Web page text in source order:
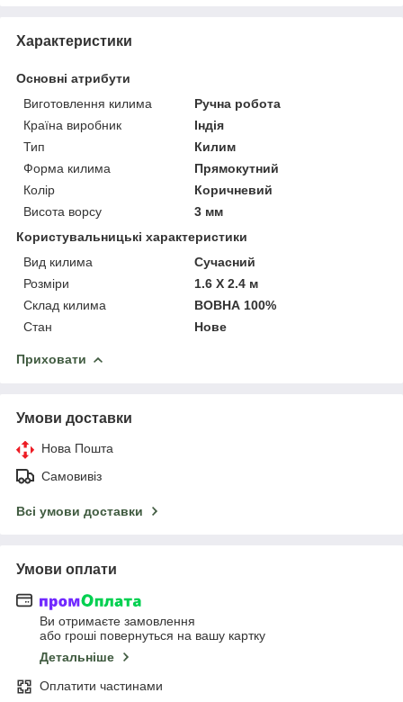
Характеристики
Основні атрибути
Виготовлення килима
Ручна робота
Країна виробник
Індія
Тип
Килим
Форма килима
Прямокутний
Колір
Коричневий
Висота ворсу
3 мм
Користувальницькі характеристики
Вид килима
Сучасний
Розміри
1.6 Х 2.4 м
Склад килима
ВОВНА 100%
Стан
Нове
Приховати
Умови доставки
Нова Пошта
Самовивіз
Всі умови доставки
Умови оплати
Ви отримаєте замовлення
або гроші повернуться на вашу картку
Детальніше
Оплатити частинами